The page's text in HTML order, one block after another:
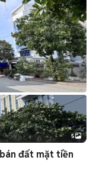
5
đất mặt tiền